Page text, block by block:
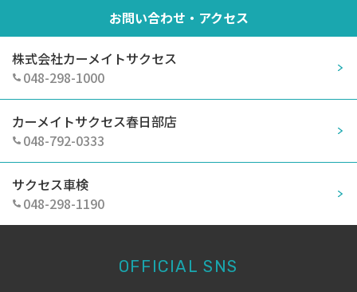
お問い合わせ・アクセス
株式会社カーメイトサクセス
048-298-1000
カーメイトサクセス春日部店
048-792-0333
サクセス車検
048-298-1190
OFFICIAL SNS